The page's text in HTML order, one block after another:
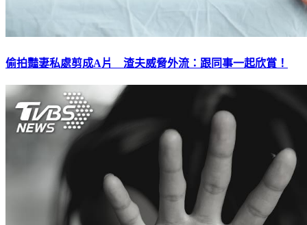
偷拍豔妻私處剪成A片 渣夫威脅外流：跟同事一起欣賞！